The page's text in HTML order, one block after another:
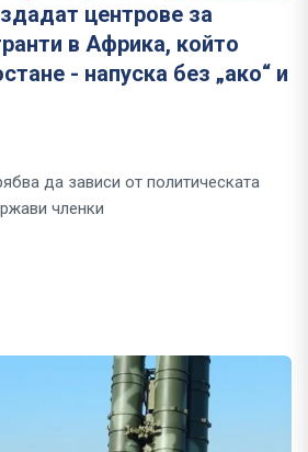
центрове за
в Африка, който
- напуска без „ако“ и
да зависи от политическата
членки